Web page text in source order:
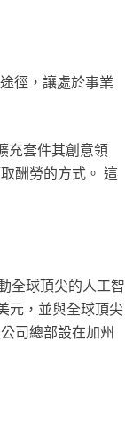
徑，讓處於事業
充套件其創意領
酬勞的方式。 這
全球頂尖的人工智
元，並與全球頂尖
司總部設在加州